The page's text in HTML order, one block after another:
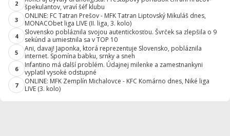
2
špekulantov, vraví šéf klubu
3
ONLINE: FC Tatran Prešov - MFK Tatran Liptovský Mikuláš dnes,
MONACObet liga LIVE (II. liga, 3. kolo)
4
Slovensko pobláznila svojou autentickosťou. Švrček sa zlepšila o 9
sekúnd a umiestnila sa v TOP 10
5
Ani, davaj! Japonka, ktorá reprezentuje Slovensko, pobláznila
internet. Spomína babku, srnky a sneh
6
Infantino má ďalší problém. Údajnej milenke a zamestnankyni
vyplatil vysoké odstupné
7
ONLINE: MFK Zemplín Michalovce - KFC Komárno dnes, Niké liga
LIVE (3. kolo)